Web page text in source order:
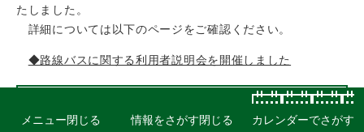
メニュー閉じる 情報をさがす閉じる カレンダーでさがす
たしました。
詳細については以下のページをご確認ください。
◆路線バスに関する利用者説明会を開催しました